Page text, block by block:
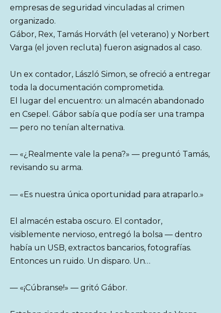
empresas de seguridad vinculadas al crimen
organizado.
Gábor, Rex, Tamás Horváth (el veterano) y Norbert
Varga (el joven recluta) fueron asignados al caso.
Un ex contador, László Simon, se ofreció a entregar
toda la documentación comprometida.
El lugar del encuentro: un almacén abandonado
en Csepel. Gábor sabía que podía ser una trampa
— pero no tenían alternativa.
— «¿Realmente vale la pena?» — preguntó Tamás,
revisando su arma.
— «Es nuestra única oportunidad para atraparlo.»
El almacén estaba oscuro. El contador,
visiblemente nervioso, entregó la bolsa — dentro
había un USB, extractos bancarios, fotografías.
Entonces un ruido. Un disparo. Un…
— «¡Cúbranse!» — gritó Gábor.